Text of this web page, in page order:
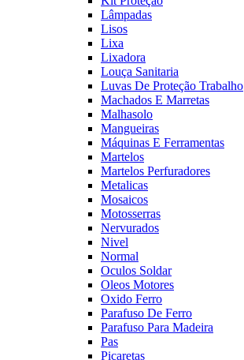
Lâmpadas
Lisos
Lixa
Lixadora
Louça Sanitaria
Luvas De Proteção Trabalho
Machados E Marretas
Malhasolo
Mangueiras
Máquinas E Ferramentas
Martelos
Martelos Perfuradores
Metalicas
Mosaicos
Motosserras
Nervurados
Nivel
Normal
Oculos Soldar
Oleos Motores
Oxido Ferro
Parafuso De Ferro
Parafuso Para Madeira
Pas
Picaretas